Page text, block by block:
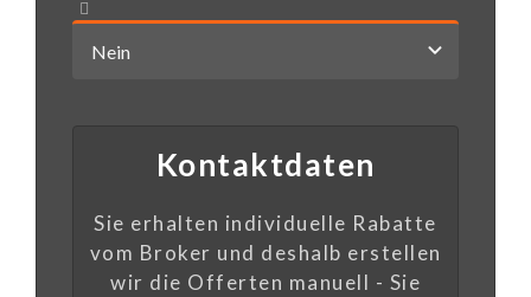
Kontaktdaten
Sie erhalten individuelle Rabatte
vom Broker und deshalb erstellen
wir die Offerten manuell - Sie